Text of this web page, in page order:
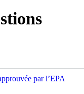
par l’EPA